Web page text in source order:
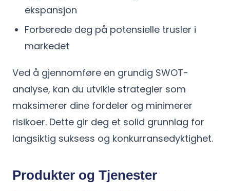
ekspansjon
Forberede deg på potensielle trusler i
markedet
Ved å gjennomføre en grundig SWOT-
analyse, kan du utvikle strategier som
maksimerer dine fordeler og minimerer
risikoer. Dette gir deg et solid grunnlag for
langsiktig suksess og konkurransedyktighet.
Produkter og Tjenester